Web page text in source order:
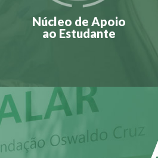
Núcleo de Apoio
ao Estudante